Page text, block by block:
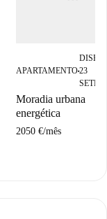
APARTAMENTO■23
Moradia urbana
energética
2050 €/mês